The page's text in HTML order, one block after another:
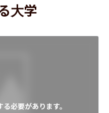
大学
必要があります。